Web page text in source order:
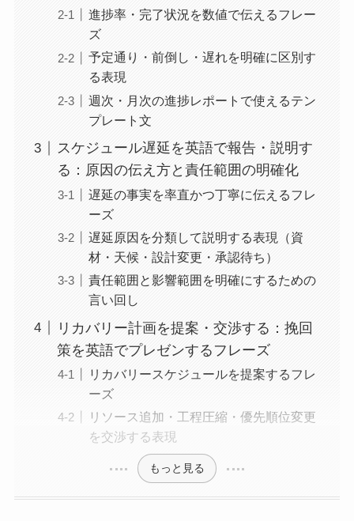
進捗率・完了状況を数値で伝えるフレー
ズ
予定通り・前倒し・遅れを明確に区別す
る表現
週次・月次の進捗レポートで使えるテン
プレート文
スケジュール遅延を英語で報告・説明す
る：原因の伝え方と責任範囲の明確化
遅延の事実を率直かつ丁寧に伝えるフレ
ーズ
遅延原因を分類して説明する表現（資
材・天候・設計変更・承認待ち）
責任範囲と影響範囲を明確にするための
言い回し
リカバリー計画を提案・交渉する：挽回
策を英語でプレゼンするフレーズ
リカバリースケジュールを提案するフレ
ーズ
リソース追加・工程圧縮・優先順位変更
を交渉する表現
もっと見る